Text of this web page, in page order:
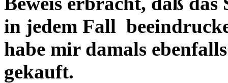
in jedem Fall
habe mir damals
gekauft.